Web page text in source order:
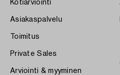
Kotiarviointi
Asiakaspalvelu
Toimitus
Private Sales
Arviointi & myyminen